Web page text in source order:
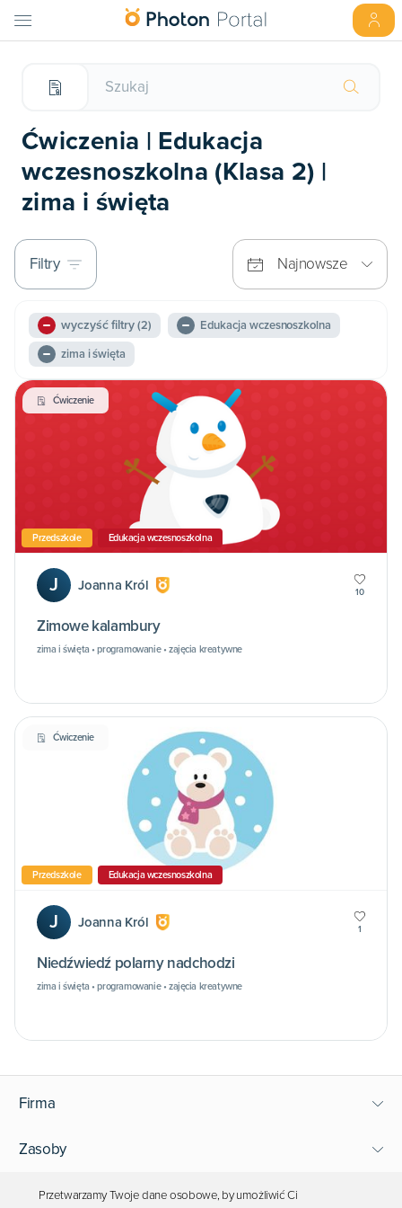
Ćwiczenia | Edukacja
wczesnoszkolna (Klasa 2) |
zima i święta
Filtry Najnowsze
wyczyść filtry(2)
Edukacja wczesnoszkolna
zima i święta
Ćwiczenie
Przedszkole Edukacja wczesnoszkolna
J Joanna Król 10
Zimowe kalambury
zima i święta • programowanie • zajęcia kreatywne
Ćwiczenie
Przedszkole Edukacja wczesnoszkolna
J Joanna Król 1
Niedźwiedź polarny nadchodzi
zima i święta • programowanie • zajęcia kreatywne
Firma
Zasoby
Wsparcie
Przetwarzamy Twoje dane osobowe, by umożliwić Ci